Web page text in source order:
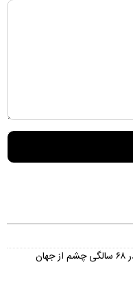
پدر لیونل مسی درگذشت؛ خورخه مسی در ۶۸ سالگی چشم از جهان